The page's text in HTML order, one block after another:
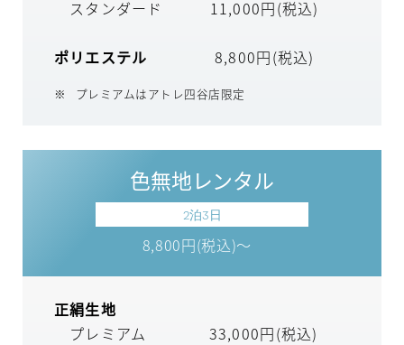
スタンダード 11,000円(税込)
ポリエステル 8,800円(税込)
プレミアムはアトレ四谷店限定
色無地レンタル
2泊3日
8,800円(税込)～
正絹生地
プレミアム 33,000円(税込)